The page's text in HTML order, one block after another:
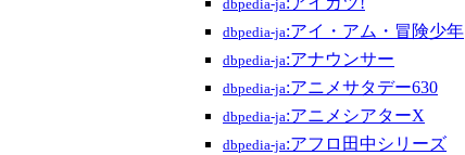
dbpedia-ja
dbpedia-ja:アイ・アム・冒険少年
dbpedia-ja:アナウンサー
dbpedia-ja:アニメサタデー630
dbpedia-ja:アニメシアターX
dbpedia-ja:アフロ田中シリーズ